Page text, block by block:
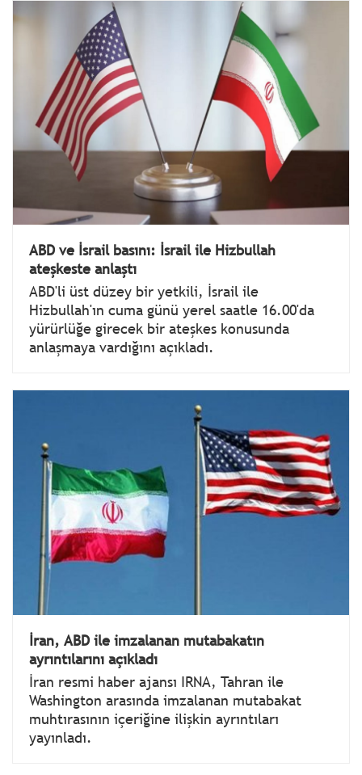
ABD ve İsrail basını: İsrail ile Hizbullah
ateşkeste anlaştı
ABD'li üst düzey bir yetkili, İsrail ile
Hizbullah'ın cuma günü yerel saatle 16.00'da
yürürlüğe girecek bir ateşkes konusunda
anlaşmaya vardığını açıkladı.
İran, ABD ile imzalanan mutabakatın
ayrıntılarını açıkladı
İran resmi haber ajansı IRNA, Tahran ile
Washington arasında imzalanan mutabakat
muhtırasının içeriğine ilişkin ayrıntıları
yayınladı.